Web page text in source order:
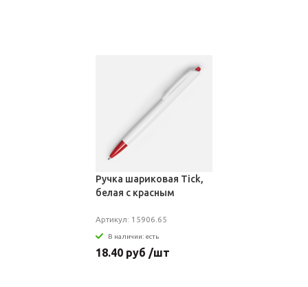
Ручка шариковая Tick,
белая с красным
Артикул: 15906.65
В наличии: есть
18.40 руб /шт